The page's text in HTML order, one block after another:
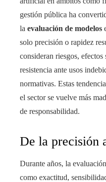
gestión pública ha
la evaluación de modelos
solo precisión o rapidez
consideran riesgos, efectos
resistencia ante usos
normativas. Estas
el sector se vuelve más
de responsabilidad.
De la precisión
Durante años, la
como exactitud,